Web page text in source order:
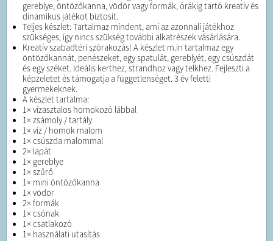
gereblye, öntözőkanna, vödör vagy formák, órákig tartó kreatív és
dinamikus játékot biztosít.
Teljes készlet: Tartalmaz mindent, ami az azonnali játékhoz
szükséges, így nincs szükség további alkatrészek vásárlására.
Kreatív szabadtéri szórakozás! A készlet m.in tartalmaz egy
öntözőkannát, penészeket, egy spatulát, gereblyét, egy csúszdát
és egy széket. Ideális kerthez, strandhoz vagy telkhez. Fejleszti a
képzeletet és támogatja a függetlenséget. 3 év feletti
gyermekeknek.
A készlet tartalma:
1× vízasztalos homokozó lábbal
1× zsámoly / tartály
1× víz / homok malom
1× csúszda malommal
2× lapát
1× gereblye
1× szűrő
1× mini öntözőkanna
1× vödör
2× formák
1× csónak
1× csatlakozó
1× használati utasítás